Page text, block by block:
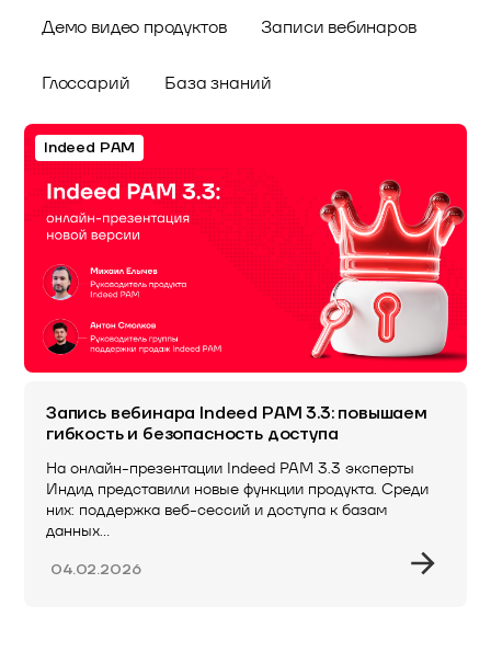
База знаний
Демо видео продуктов Записи вебинаров
Глоссарий
Indeed PAM
Запись вебинара Indeed PAM 3.3: повышаем
гибкость и безопасность доступа
На онлайн-презентации Indeed PAM 3.3 эксперты
Индид представили новые функции продукта. Среди
них: поддержка веб-сессий и доступа к базам
данных…
04.02.2026